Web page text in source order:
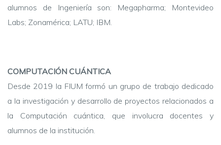
alumnos de Ingeniería son: Megapharma; Montevideo
Labs; Zonamérica; LATU; IBM.
COMPUTACIÓN CUÁNTICA
Desde 2019 la FIUM formó un grupo de trabajo dedicado
a la investigación y desarrollo de proyectos relacionados a
la Computación cuántica, que involucra docentes y
alumnos de la institución.